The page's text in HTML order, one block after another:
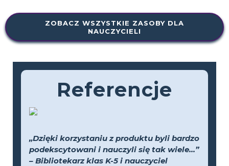
ZOBACZ WSZYSTKIE ZASOBY DLA
NAUCZYCIELI
Referencje
„Dzięki korzystaniu z produktu byli bardzo
podekscytowani i nauczyli się tak wiele...”
– Bibliotekarz klas K-5 i nauczyciel